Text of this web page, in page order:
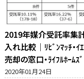
2019年媒介受託率集
入れ比較｜ﾘﾋﾞﾝﾏｯﾁ・ｲ
売却の窓口・ﾗｲﾌﾙﾎｰﾑｽ
較
2020年01月24日